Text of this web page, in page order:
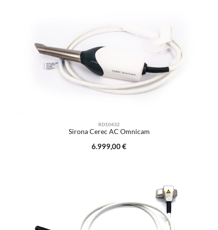
RD10432
Sirona Cerec AC Omnicam
Regulärer Preis:
6.999,00 €